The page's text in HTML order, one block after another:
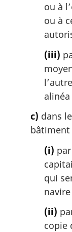
ou à
ou à
(iii)
alinéa
c) dans
bâtiment
(i)
qui
(ii)
copie